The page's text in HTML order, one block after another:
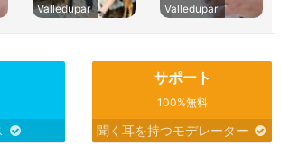
Valledupar
Valledupar
サポート
100%無料
聞く耳を持つモデレーター